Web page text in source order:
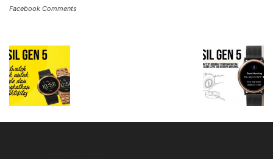
Facebook Comments